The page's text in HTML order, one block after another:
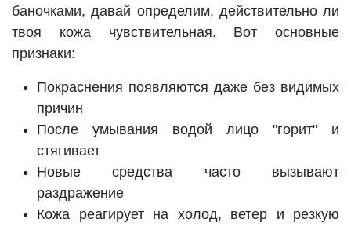
баночками, давай определим, действительно ли
твоя кожа чувствительная. Вот основные
признаки:
Покраснения появляются даже без видимых
причин
После умывания водой лицо "горит" и
стягивает
Новые средства часто вызывают
раздражение
Кожа реагирует на холод, ветер и резкую